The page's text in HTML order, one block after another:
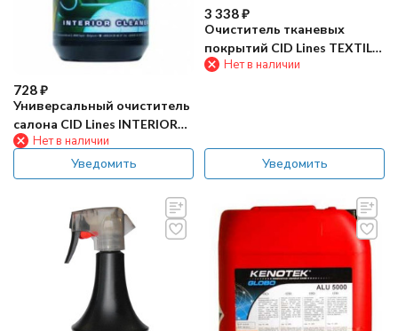
728₽
Универсальный очиститель
салона CID Lines INTERIOR
CLEANER 1л
Нет в наличии
Уведомить
3 338₽
Очиститель тканевых
покрытий CID Lines TEXTILE
CLEANER 10л
Нет в наличии
Уведомить